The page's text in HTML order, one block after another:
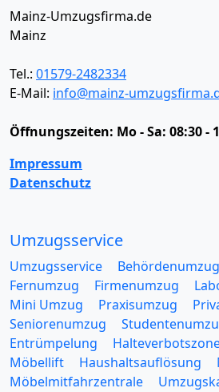
Mainz-Umzugsfirma.de
Mainz
Tel.: 01579-2482334
E-Mail: info@mainz-
Öffnungszeiten: Mo - Sa: 08:30 -
Impressum
Datenschutz
Umzugsservice
Umzugsservice Behördenumzug
Fernumzug
Firmenumzug
Mini Umzug
Praxisumzug
Seniorenumzug
Entrümpelung
Möbellift
Haushaltsauflösung
Möbelmitfahrzentrale